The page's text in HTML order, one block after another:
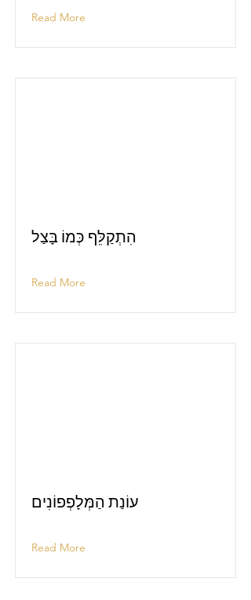
Read More
הִתְקַלֵּף כְּמוֹ בָּצַל
Read More
עוֹנַת הַמְּלָפְפוֹנִים
Read More